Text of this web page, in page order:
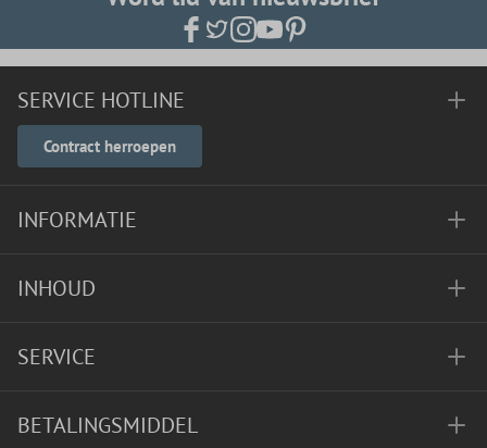
SERVICE HOTLINE
Contract herroepen
INFORMATIE
INHOUD
SERVICE
BETALINGSMIDDEL